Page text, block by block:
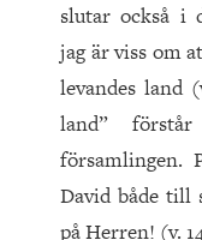
slutar också i
jag är viss om
levandes land
land”
församlingen.
David både till
på Herren! (v.